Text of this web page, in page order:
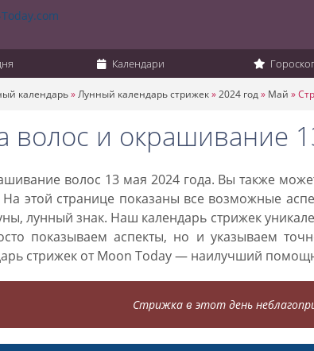
Календари
календарь»Лунный календарь стрижек»2024 год» Май »
волос и окрашивание
волос 13 мая 2024 года. Вы также
На этой странице показаны все возможные
лунный знак. Наш календарь стрижек
показываем аспекты, но и указываем
стрижек от Moon Today — наилучший
Стрижка в этот день